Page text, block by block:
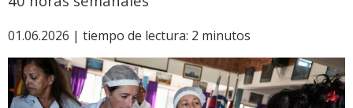
01.06.2026 | tiempo de lectura: 2 minutos